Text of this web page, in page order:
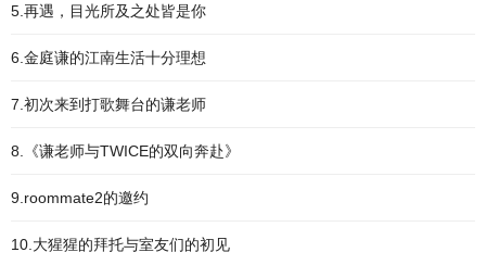
5.再遇，目光所及之处皆是你
6.金庭谦的江南生活十分理想
7.初次来到打歌舞台的谦老师
8.《谦老师与TWICE的双向奔赴》
9.roommate2的邀约
10.大猩猩的拜托与室友们的初见